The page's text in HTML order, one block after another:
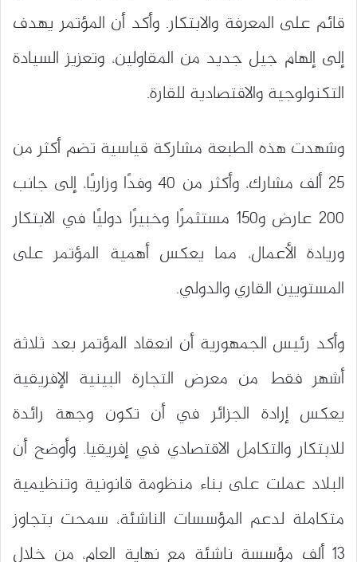
قائم على المعرفة والابتكار. وأكد أن المؤتمر يهدف
إلى إلهام جيل جديد من المقاولين، وتعزيز السيادة
التكنولوجية والاقتصادية للقارة.
وشهدت هذه الطبعة مشاركة قياسية تضم أكثر من
25 ألف مشارك، وأكثر من 40 وفدًا وزاريًا، إلى جانب
200 عارض و150 مستثمرًا وخبيرًا دوليًا في الابتكار
وريادة الأعمال، مما يعكس أهمية المؤتمر على
المستويين القاري والدولي.
وأكد رئيس الجمهورية أن انعقاد المؤتمر بعد ثلاثة
أشهر فقط من معرض التجارة البينية الإفريقية
يعكس إرادة الجزائر في أن تكون وجهة رائدة
للابتكار والتكامل الاقتصادي في إفريقيا. وأوضح أن
البلاد عملت على بناء منظومة قانونية وتنظيمية
متكاملة لدعم المؤسسات الناشئة، سمحت بتجاوز
13 ألف مؤسسة ناشئة مع نهاية العام، من خلال